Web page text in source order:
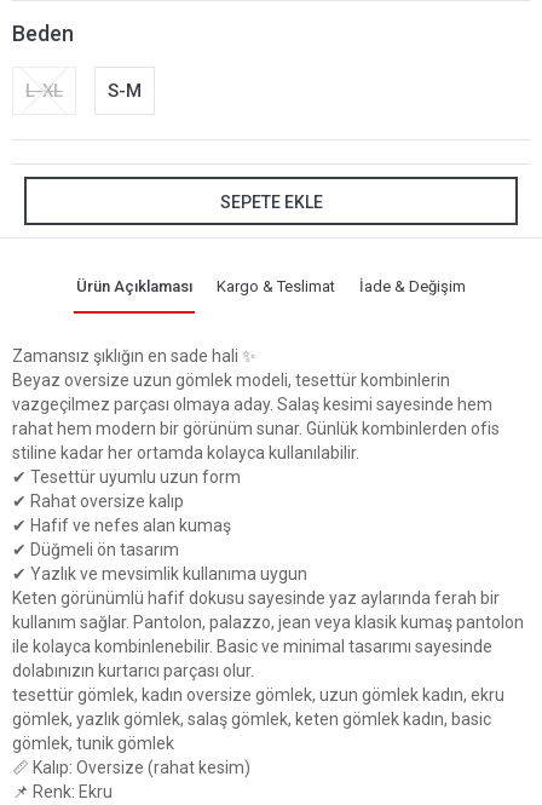
Beden
L-XL S-M
SEPETE EKLE
Ürün Açıklaması Kargo & Teslimat İade & Değişim
Zamansız şıklığın en sade hali ✨
Beyaz oversize uzun gömlek modeli, tesettür kombinlerin
vazgeçilmez parçası olmaya aday. Salaş kesimi sayesinde hem
rahat hem modern bir görünüm sunar. Günlük kombinlerden ofis
stiline kadar her ortamda kolayca kullanılabilir.
✔ Tesettür uyumlu uzun form
✔ Rahat oversize kalıp
✔ Hafif ve nefes alan kumaş
✔ Düğmeli ön tasarım
✔ Yazlık ve mevsimlik kullanıma uygun
Keten görünümlü hafif dokusu sayesinde yaz aylarında ferah bir
kullanım sağlar. Pantolon, palazzo, jean veya klasik kumaş pantolon
ile kolayca kombinlenebilir. Basic ve minimal tasarımı sayesinde
dolabınızın kurtarıcı parçası olur.
tesettür gömlek, kadın oversize gömlek, uzun gömlek kadın, ekru
gömlek, yazlık gömlek, salaş gömlek, keten gömlek kadın, basic
gömlek, tunik gömlek
📏 Kalıp: Oversize (rahat kesim)
📌 Renk: Ekru